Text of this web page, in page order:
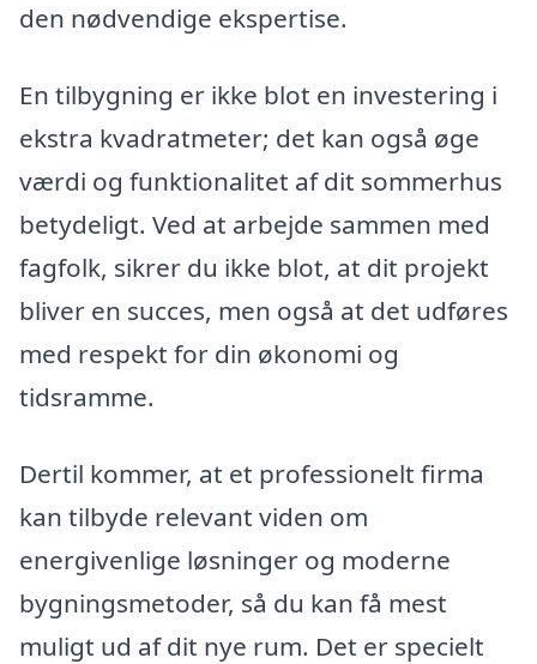
den nødvendige ekspertise.
En tilbygning er ikke blot en investering i
ekstra kvadratmeter; det kan også øge
værdi og funktionalitet af dit sommerhus
betydeligt. Ved at arbejde sammen med
fagfolk, sikrer du ikke blot, at dit projekt
bliver en succes, men også at det udføres
med respekt for din økonomi og
tidsramme.
Dertil kommer, at et professionelt firma
kan tilbyde relevant viden om
energivenlige løsninger og moderne
bygningsmetoder, så du kan få mest
muligt ud af dit nye rum. Det er specielt